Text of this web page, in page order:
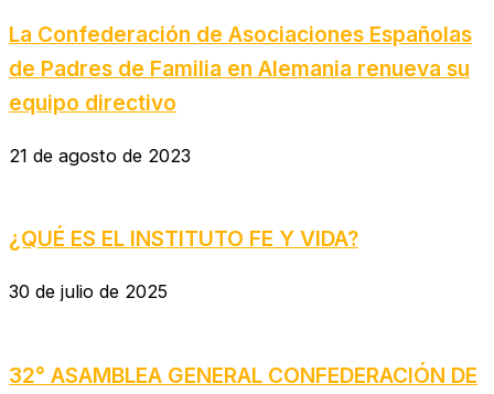
La Confederación de Asociaciones Españolas
de Padres de Familia en Alemania renueva su
equipo directivo
21 de agosto de 2023
¿QUÉ ES EL INSTITUTO FE Y VIDA?
30 de julio de 2025
32° ASAMBLEA GENERAL CONFEDERACIÓN DE